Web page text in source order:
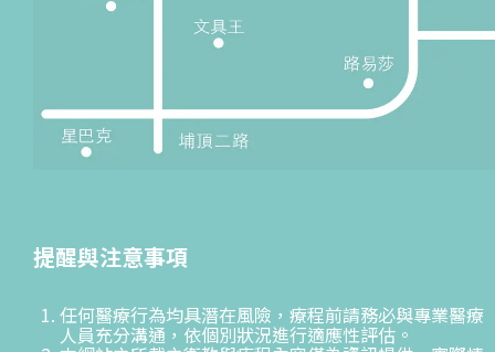
提醒與注意事項
任何醫療行為均具潛在風險，療程前請務必與專業醫療
人員充分溝通，依個別狀況進行適應性評估。